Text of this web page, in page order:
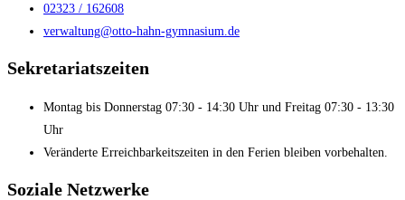
02323 / 162608
verwaltung@otto-hahn-gymnasium.de
Sekretariatszeiten
Montag bis Donnerstag 07:30 - 14:30 Uhr und Freitag 07:30 - 13:30
Uhr
Veränderte Erreichbarkeitszeiten in den Ferien bleiben vorbehalten.
Soziale Netzwerke